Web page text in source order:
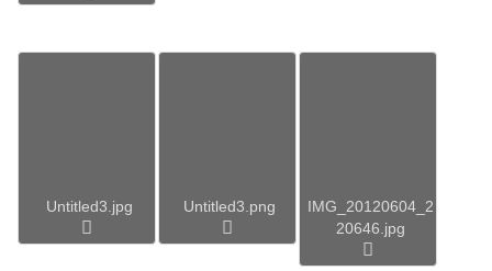
Untitled3.jpg Untitled3.png
IMG_20120604_2
20646.jpg